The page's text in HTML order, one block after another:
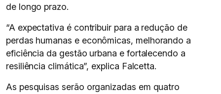
de longo prazo.
“A expectativa é contribuir para a redução de
perdas humanas e econômicas, melhorando a
eficiência da gestão urbana e fortalecendo a
resiliência climática”, explica Falcetta.
As pesquisas serão organizadas em quatro